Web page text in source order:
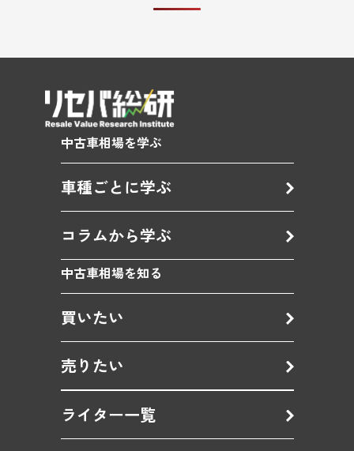
中古車相場を学ぶ
車種ごとに学ぶ
コラムから学ぶ
中古車相場を知る
買いたい
売りたい
ライター一覧